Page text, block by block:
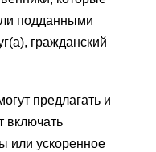
подданными
гражданский
предлагать и
включать
или ускоренное